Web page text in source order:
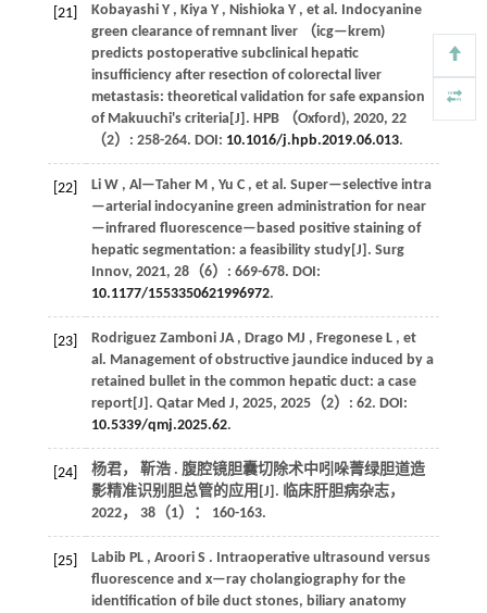
[21] Kobayashi Y , Kiya Y , Nishioka Y , et al. Indocyanine
green clearance of remnant liver （icg—krem)
predicts postoperative subclinical hepatic
insufficiency after resection of colorectal liver
metastasis: theoretical validation for safe expansion
of Makuuchi's criteria[J]. HPB （Oxford), 2020, 22
（2）: 258-264. DOI: 10.1016/j.hpb.2019.06.013.
[22] Li W , Al—Taher M , Yu C , et al. Super—selective intra
—arterial indocyanine green administration for near
—infrared fluorescence—based positive staining of
hepatic segmentation: a feasibility study[J]. Surg
Innov, 2021, 28（6）: 669-678. DOI:
10.1177/1553350621996972.
[23] Rodriguez Zamboni JA , Drago MJ , Fregonese L , et
al. Management of obstructive jaundice induced by a
retained bullet in the common hepatic duct: a case
report[J]. Qatar Med J, 2025, 2025（2）: 62. DOI:
10.5339/qmj.2025.62.
[24]
杨君， 靳浩 . 腹腔镜胆囊切除术中吲哚菁绿胆道造
影精准识别胆总管的应用[J]. 临床肝胆病杂志，
2022， 38（1）： 160-163.
[25] Labib PL , Aroori S . Intraoperative ultrasound versus
fluorescence and x—ray cholangiography for the
identification of bile duct stones, biliary anatomy